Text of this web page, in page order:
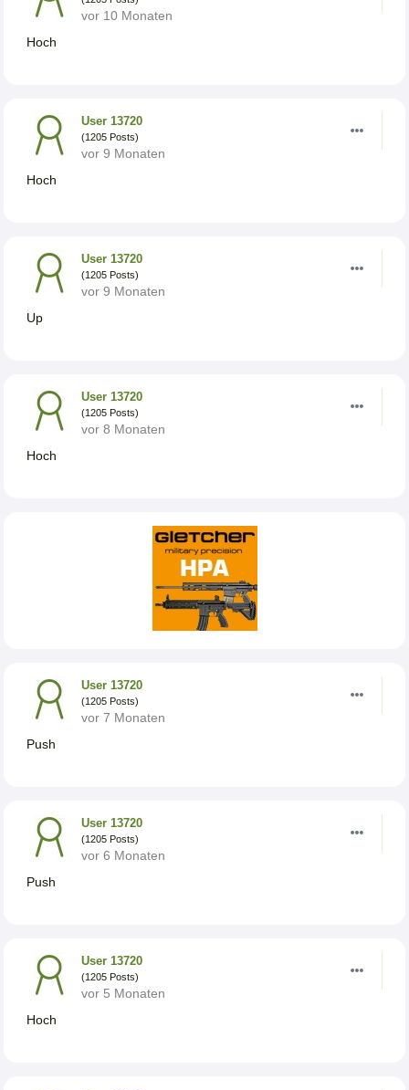
vor 10 Monaten
Hoch
User 13720
(1205 Posts)
vor 9 Monaten
Hoch
User 13720
(1205 Posts)
vor 9 Monaten
Up
User 13720
(1205 Posts)
vor 8 Monaten
Hoch
User 13720
(1205 Posts)
vor 7 Monaten
Push
User 13720
(1205 Posts)
vor 6 Monaten
Push
User 13720
(1205 Posts)
vor 5 Monaten
Hoch